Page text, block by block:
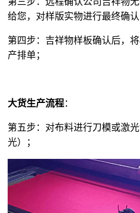
给您，对样版实物进行最终确认
第四步：吉祥物样板确认后，
产排单；
大货生产流程：
第五步：对布料进行刀模或激
光）；